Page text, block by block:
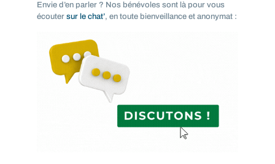
Envie d’en parler ? Nos bénévoles sont là pour vous
écouter sur le chat’, en toute bienveillance et anonymat :